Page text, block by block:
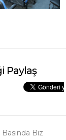
Paylaş
Basında Biz